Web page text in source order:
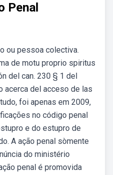
Penal
ou pessoa colectiva.
de motu proprio spiritus
del can. 230 § 1 del
acerca del acceso de las
foi apenas em 2009,
no código penal
e do estupro de
A ação penal sòmente
do ministério
penal é promovida